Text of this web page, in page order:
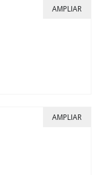
AMPLIAR
AMPLIAR